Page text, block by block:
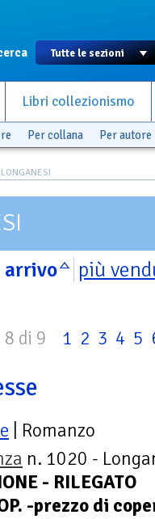
Libri collezionismo
Per collana Per autore
arrivo più
8 di 9 1 2 3 4 5
| Romanzo
n. 1020 -
- RILEGATO
-prezzo di